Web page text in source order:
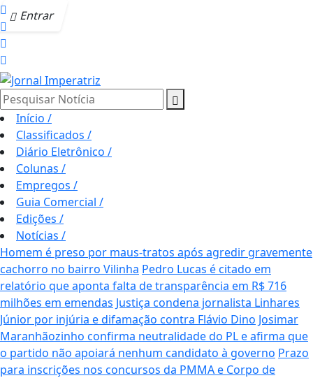
Entrar
Pesquisar Notícia
Início /
Classificados /
Diário Eletrônico /
Colunas /
Empregos /
Guia Comercial /
Edições /
Notícias /
Homem é preso por maus-tratos após agredir gravemente
cachorro no bairro Vilinha Pedro Lucas é citado em
relatório que aponta falta de transparência em R$ 716
milhões em emendas Justiça condena jornalista Linhares
Júnior por injúria e difamação contra Flávio Dino Josimar
Maranhãozinho confirma neutralidade do PL e afirma que
o partido não apoiará nenhum candidato à governo Prazo
para inscrições nos concursos da PMMA e Corpo de